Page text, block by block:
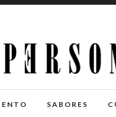
SABORES